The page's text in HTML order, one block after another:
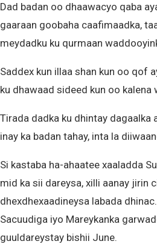
Dad badan oo dhaawacyo qaba
gaaraan goobaha caafimaadka,
meydadku ku qurmaan
Saddex kun illaa shan kun oo qof
ku dhawaad sideed kun oo kalena
Tirada dadka ku dhintay dagaalka
inay ka badan tahay, inta la
Si kastaba ha-ahaatee xaaladda
mid ka sii dareysa, xilli aanay jirin
dhexdhexaadineysa labada
Sacuudiga iyo Mareykanka
guuldareystay bishii June.